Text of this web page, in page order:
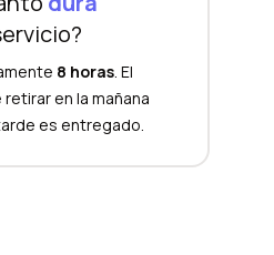
8 horas . El
en la mañana
es entregado.